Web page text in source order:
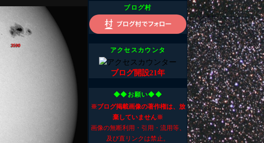
ブログ村
アクセスカウンタ
ブログ開設21年
◆◆お願い◆◆
※ブログ掲載画像の著作権は、放
棄していません※
画像の無断利用・引用・流用等、
及び直リンクは禁止。